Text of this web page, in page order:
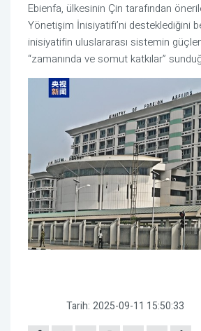
Ebienfa, ülkesinin Çin tarafından
Yönetişim İnisiyatifi’ni desteklediğini
inisiyatifin uluslararası sistemin
“zamanında ve somut katkılar”
Tarih: 2025-09-11 15:50:33